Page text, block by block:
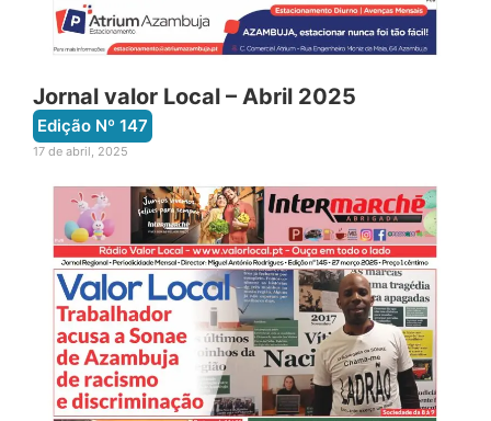
Jornal valor Local – Abril 2025
Edição Nº 147
17 de abril, 2025